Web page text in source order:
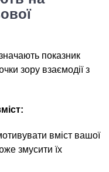
показник
зору взаємодії з
вміст вашої
змусити їх